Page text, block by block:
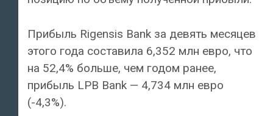
Прибыль Rigensis Bank за девять месяцев
этого года составила 6,352 млн евро, что
на 52,4% больше, чем годом ранее,
прибыль LPB Bank — 4,734 млн евро
(-4,3%).